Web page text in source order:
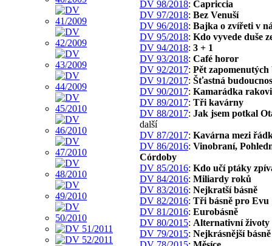
DV 98/2018: Capriccia
DV 97/2018: Bez Venuší
DV 96/2018: Bajka o zvířeti v
DV 95/2018: Kdo vyvede duše
DV 94/2018: 3 + 1
DV 93/2018: Café horor
DV 92/2017: Pět zapomenutých
DV 91/2017: Šťastná
DV 90/2017: Kamarádka
DV 89/2017: Tři kavárny
DV 88/2017: Jak jsem potkal
další
DV 87/2017: Kavárna mezi
DV 86/2016: Vinobraní,
Córdoby
DV 85/2016: Kdo učí ptáky
DV 84/2016: Miliardy roků
DV 83/2016: Nejkratší básně
DV 82/2016: Tři básně pro Evu
DV 81/2016: Eurobásně
DV 80/2015: Alternativní životy
DV 79/2015: Nejkrásnější básně